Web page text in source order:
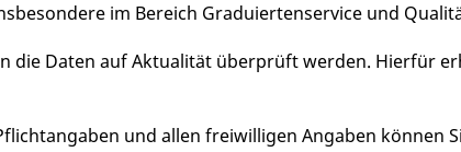
im Bereich Graduiertenservice und
die Daten auf Aktualität überprüft werden. Hierfür
und allen freiwilligen Angaben können